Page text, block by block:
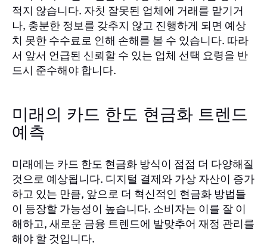
적지 않습니다. 자칫 잘못된 업체에 거래를 맡기거
나, 충분한 정보를 갖추지 않고 진행하게 되면 예상
치 못한 수수료로 인해 손해를 볼 수 있습니다. 따라
서 앞서 언급된 신뢰할 수 있는 업체 선택 요령을 반
드시 준수해야 합니다.
미래의 카드 한도 현금화 트렌드
예측
미래에는 카드 한도 현금화 방식이 점점 더 다양해질
것으로 예상됩니다. 디지털 결제와 가상 자산이 증가
하고 있는 만큼, 앞으로 더 혁신적인 현금화 방법들
이 등장할 가능성이 높습니다. 소비자는 이를 잘 이
해하고, 새로운 금융 트렌드에 발맞추어 재정 관리를
해야 할 것입니다.